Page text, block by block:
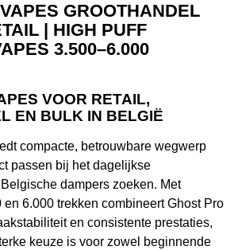
GROOTHANDEL
| HIGH PUFF
3.500–6.000
VOOR RETAIL,
EN BULK IN BELGIË
compacte, betrouwbare wegwerp
passen bij het dagelijkse
dampers zoeken. Met
6.000 trekken combineert Ghost Pro
en consistente prestaties,
keuze is voor zowel beginnende